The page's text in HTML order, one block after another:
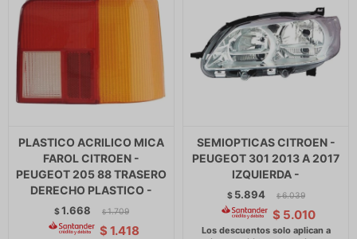
PLASTICO ACRILICO MICA
FAROL CITROEN -
PEUGEOT 205 88 TRASERO
DERECHO PLASTICO -
$1.668 $ 1.709
$ 1.418
SEMIOPTICAS CITROEN -
PEUGEOT 301 2013 A 2017
IZQUIERDA -
$ 5.894 $ 6.039
$ 5.010